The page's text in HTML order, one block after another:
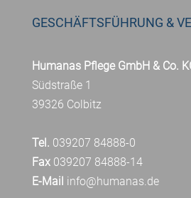
GESCHÄFTSFÜHRUNG &
Humanas Pflege GmbH & Co.
Südstraße 1
39326 Colbitz
Tel. 039207 84888-0
Fax039207 84888-14
E-Mail info@humanas.de